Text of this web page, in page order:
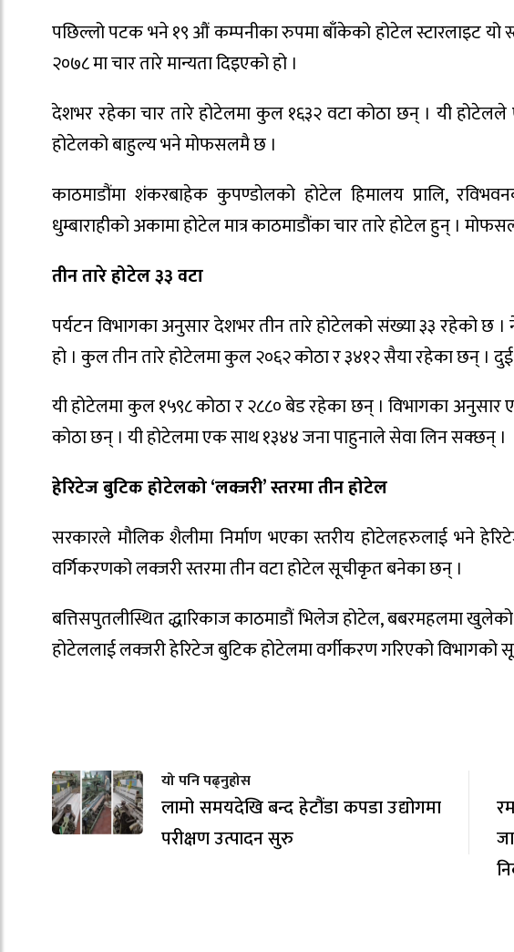
पछिल्लो पटक भने १९ औं कम्पनीका रुपमा बाँकेको होटेल स्टारलाइट यो
२०७८ मा चार तारे मान्यता दिइएको हो ।
देशभर रहेका चार तारे होटेलमा कुल १६३२ वटा कोठा छन् । यी
होटेलको बाहुल्य भने मोफसलमै छ ।
काठमाडौंमा शंकरबाहेक कुपण्डोलको होटेल हिमालय प्रालि,
धुम्बाराहीको अकामा होटेल मात्र काठमाडौंका चार तारे होटेल हुन् ।
तीन तारे होटेल ३३ वटा
पर्यटन विभागका अनुसार देशभर तीन तारे होटेलको संख्या ३३ रहेको छ ।
हो । कुल तीन तारे होटेलमा कुल २०६२ कोठा र ३४१२ सैया रहेका छन् ।
यी होटेलमा कुल १५९८ कोठा र २८८० बेड रहेका छन् । विभागका
कोठा छन् । यी होटेलमा एक साथ १३४४ जना पाहुनाले सेवा लिन सक्छन् ।
हेरिटेज बुटिक होटेलको ‘लक्जरी’ स्तरमा तीन होटेल
सरकारले मौलिक शैलीमा निर्माण भएका स्तरीय होटेलहरुलाई भने
वर्गिकरणको लक्जरी स्तरमा तीन वटा होटेल सूचीकृत बनेका छन् ।
बत्तिसपुतलीस्थित द्धारिकाज काठमाडौं भिलेज होटेल, बबरमहलमा
होटेललाई लक्जरी हेरिटेज बुटिक होटेलमा वर्गीकरण गरिएको विभागको
यो पनि पढ्नुहोस
लामो समयदेखि बन्द हेटौंडा कपडा उद्योगमा
परीक्षण उत्पादन सुरु